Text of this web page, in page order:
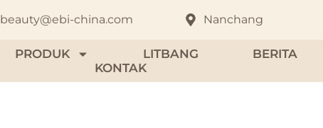
beauty@ebi-china.com Nanchang
PRODUK LITBANG BERITA
KONTAK